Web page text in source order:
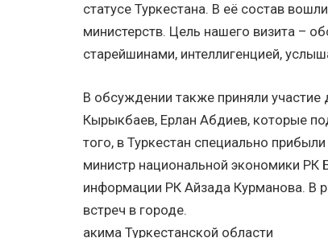
статусе Туркестана. В её состав
министерств. Цель нашего визита –
старейшинами, интеллигенцией,
В обсуждении также приняли
Кырыкбаев, Ерлан Абдиев, которые
того, в Туркестан специально
министр национальной экономики РК
информации РК Айзада Курманова. В
встреч в
акима Туркестанской области